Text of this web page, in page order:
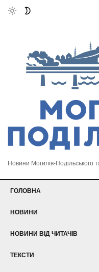
Новини Могилів-Подільського
ГОЛОВНА
НОВИНИ
НОВИНИ ВІД ЧИТАЧІВ
ТЕКСТИ